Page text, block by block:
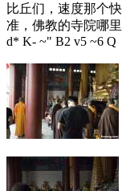
比丘们，速度那个
准，佛教的寺院哪
d* K- ~" B2 v5 ~6 Q